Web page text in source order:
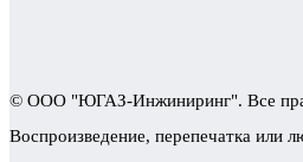
© ООО "ЮГАЗ-Инжиниринг". Все
Воспроизведение, перепечатка или